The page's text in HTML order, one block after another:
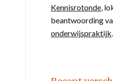
Kennisrotonde,
beantwoording
onderwijspraktijk.